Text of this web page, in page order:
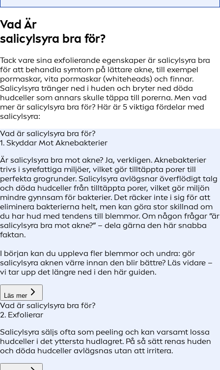
Vad Är
salicylsyra bra för?
Tack vare sina exfolierande egenskaper är salicylsyra bra
för att behandla symtom på lättare akne, till exempel
pormaskar, vita pormaskar (whiteheads) och finnar.
Salicylsyra tränger ned i huden och bryter ned döda
hudceller som annars skulle täppa till porerna. Men vad
mer är salicylsyra bra för? Här är 5 viktiga fördelar med
salicylsyra:
Vad är salicylsyra bra för?
1. Skyddar Mot Aknebakterier
Är salicylsyra bra mot akne? Ja, verkligen. Aknebakterier
trivs i syrefattiga miljöer, vilket gör tilltäppta porer till
perfekta grogrunder. Salicylsyra avlägsnar överflödigt talg
och döda hudceller från tilltäppta porer, vilket gör miljön
mindre gynnsam för bakterier. Det räcker inte i sig för att
eliminera bakterierna helt, men kan göra stor skillnad om
du har hud med tendens till blemmor. Om någon frågar ”är
salicylsyra bra mot akne?” – dela gärna den här snabba
faktan.
I början kan du uppleva fler blemmor och undra: gör
salicylsyra aknen värre innan den blir bättre? Läs vidare –
vi tar upp det längre ned i den här guiden.
Läs mer
Vad är salicylsyra bra för?
2. Exfolierar
Salicylsyra säljs ofta som peeling och kan varsamt lossa
hudceller i det yttersta hudlagret. På så sätt renas huden
och döda hudceller avlägsnas utan att irritera.